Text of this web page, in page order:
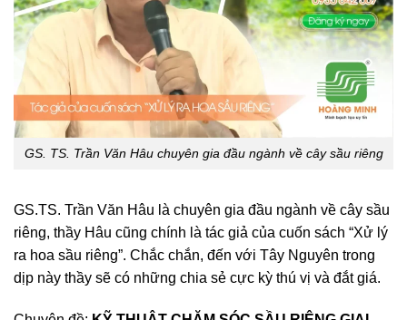
GS. TS. Trần Văn Hâu chuyên gia đầu ngành về cây sầu riêng
GS.TS. Trần Văn Hâu là chuyên gia đầu ngành về cây sầu
riêng, thầy Hâu cũng chính là tác giả của cuốn sách “Xử lý
ra hoa sầu riêng”. Chắc chắn, đến với Tây Nguyên trong
dịp này thầy sẽ có những chia sẻ cực kỳ thú vị và đắt giá.